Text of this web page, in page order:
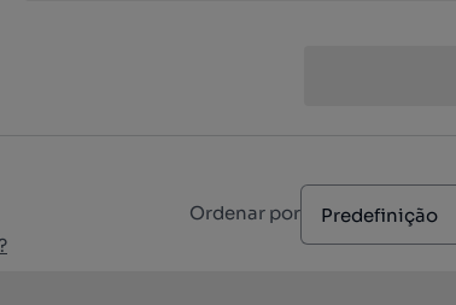
Ordenar por Predefinição